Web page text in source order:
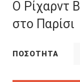
12.72€.
Ο Ρίχαρντ
στο Παρίσι
ΠΟΣΌΤΗΤΑ